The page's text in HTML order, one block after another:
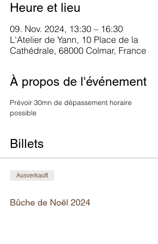
Heure et lieu
09. Nov. 2024, 13:30 – 16:30
L'Atelier de Yann, 10 Place de la
Cathédrale, 68000 Colmar, France
À propos de l'événement
Prévoir 30mn de dépassement horaire
possible
Billets
Ausverkauft
Bûche de Noël 2024